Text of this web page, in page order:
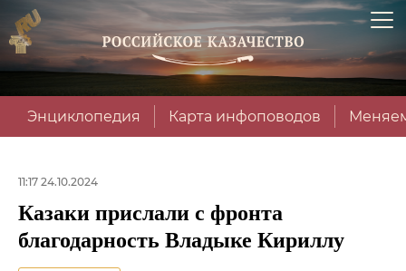
Энциклопедия Карта инфоповодов
11:17 24.10.2024
Казаки прислали с фронта
благодарность Владыке Кириллу